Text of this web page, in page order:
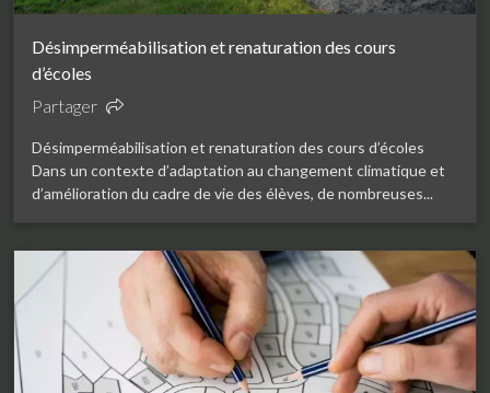
Désimperméabilisation et renaturation des cours
d’écoles
Partager
Désimperméabilisation et renaturation des cours d’écoles
Dans un contexte d’adaptation au changement climatique et
d’amélioration du cadre de vie des élèves, de nombreuses...